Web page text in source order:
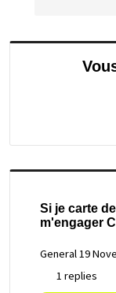
Si je carte
m'engager
General19
1 replies